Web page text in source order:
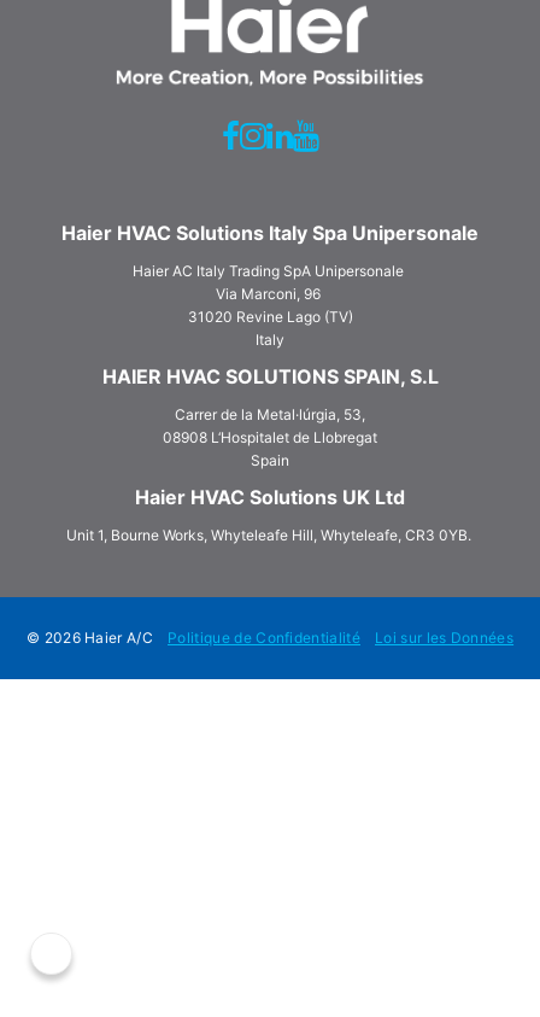
Haier HVAC Solutions Italy Spa Unipersonale
Haier AC Italy Trading SpA Unipersonale
Via Marconi, 96
31020 Revine Lago (TV)
Italy
HAIER HVAC SOLUTIONS SPAIN, S.L
Carrer de la Metal·lúrgia, 53,
08908 L‘Hospitalet de Llobregat
Spain
Haier HVAC Solutions UK Ltd
Unit 1, Bourne Works, Whyteleafe Hill, Whyteleafe, CR3 0YB.
© 2026 Haier A/C Politique de Confidentialité Loi sur les Données